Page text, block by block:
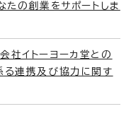
たの創業をサポートしま
社イトーヨーカ堂との
る連携及び協力に関す